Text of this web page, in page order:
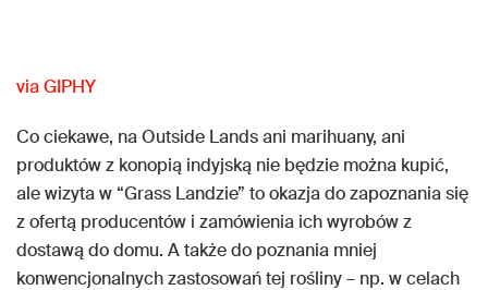
via GIPHY
Co ciekawe, na Outside Lands ani marihuany, ani
produktów z konopią indyjską nie będzie można kupić,
ale wizyta w “Grass Landzie” to okazja do zapoznania się
z ofertą producentów i zamówienia ich wyrobów z
dostawą do domu. A także do poznania mniej
konwencjonalnych zastosowań tej rośliny – np. w celach